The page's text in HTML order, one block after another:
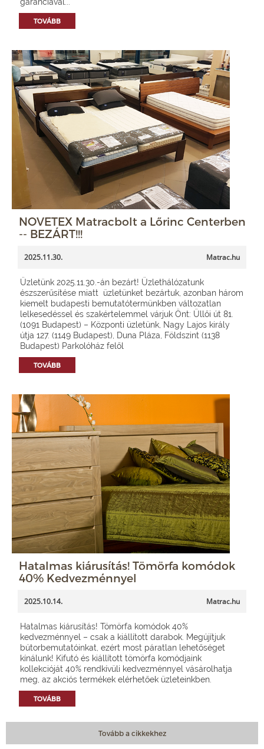
TOVÁBB
NOVETEX Matracbolt a Lőrinc Centerben
-- BEZÁRT!!!
2025.11.30. Matrac.hu
Üzletünk 2025.11.30.-án bezárt! Üzlethálózatunk
észszerűsítése miatt üzletünket bezártuk, azonban három
kiemelt budapesti bemutatótermünkben változatlan
lelkesedéssel és szakértelemmel várjuk Önt: Üllői út 81.
(1091 Budapest) – Központi üzletünk, Nagy Lajos király
útja 127. (1149 Budapest), Duna Pláza, Földszint (1138
Budapest) Parkolóház felől
TOVÁBB
Hatalmas kiárusítás! Tömörfa komódok
40% Kedvezménnyel
2025.10.14. Matrac.hu
Hatalmas kiárusítás! Tömörfa komódok 40%
kedvezménnyel – csak a kiállított darabok. Megújítjuk
bútorbemutatóinkat, ezért most páratlan lehetőséget
kínálunk! Kifutó és kiállított tömörfa komódjaink
kollekcióját 40% rendkívüli kedvezménnyel vásárolhatja
meg, az akciós termékek elérhetőek üzleteinkben.
TOVÁBB
Tovább a cikkekhez